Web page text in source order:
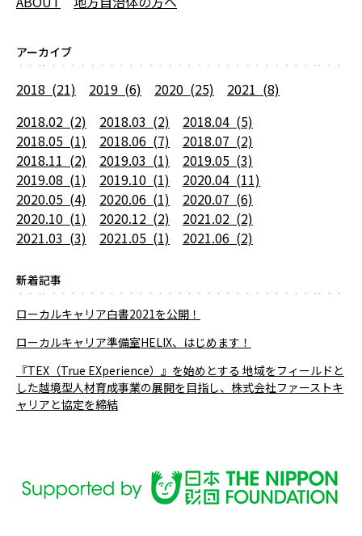
アーカイブ
2018 (21) 2019 (6) 2020 (25)
2021 (8)
2018.02 (2)
2018.03 (2)
2018.04 (5)
2018.05 (1)
2018.06 (7)
2018.07 (2)
2018.11 (2)
2019.03 (1)
2019.05 (3)
2019.08 (1)
2019.10 (1)
2020.04 (11)
2020.05 (4)
2020.06 (1)
2020.07 (6)
2020.10 (1)
2020.12 (2)
2021.02 (2)
2021.03 (3)
2021.05 (1) 2021.06 (2)
新着記事
ローカルキャリア白書2021を公開！
ローカルキャリア準備室HELIX、はじめます！
『TEX（True EXperience）』を始めとする 地域をフィールドと
した越境型人材育成事業の展開を目指し、株式会社ファーストキ
ャリアと協定を締結